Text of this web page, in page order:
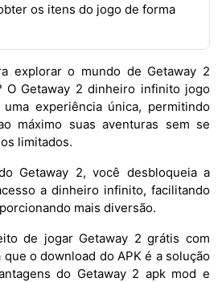
os itens do jogo de forma
explorar o mundo de Getaway 2
O Getaway 2 dinheiro infinito jogo
experiência única, permitindo
máximo suas aventuras sem se
limitados.
Getaway 2, você desbloqueia a
a dinheiro infinito, facilitando
mais diversão.
de jogar Getaway 2 grátis com
o download do APK é a solução
do Getaway 2 apk mod e